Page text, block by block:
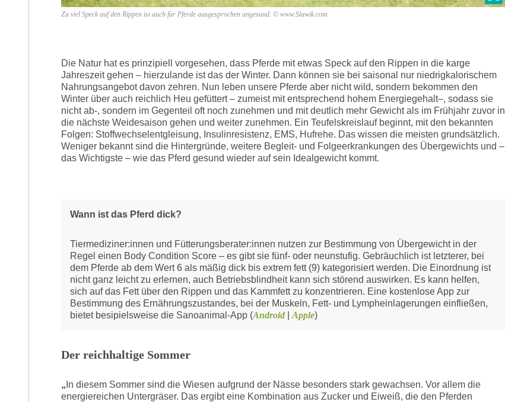
Zu viel Speck auf den Rippen ist auch für Pferde ausgesprochen ungesund. © www.Slawik.com
Die Natur hat es prinzipiell vorgesehen, dass Pferde mit etwas Speck auf den Rippen in die karge
Jahreszeit gehen – hierzulande ist das der Winter. Dann können sie bei saisonal nur niedrigkalorischem
Nahrungsangebot davon zehren. Nun leben unsere Pferde aber nicht wild, sondern bekommen den
Winter über auch reichlich Heu gefüttert – zumeist mit entsprechend hohem Energiegehalt–, sodass sie
nicht ab-, sondern im Gegenteil oft noch zunehmen und mit deutlich mehr Gewicht als im Frühjahr zuvor in
die nächste Weidesaison gehen und weiter zunehmen. Ein Teufelskreislauf beginnt, mit den bekannten
Folgen: Stoffwechselentgleisung, Insulinresistenz, EMS, Hufrehe. Das wissen die meisten grundsätzlich.
Weniger bekannt sind die Hintergründe, weitere Begleit- und Folgeerkrankungen des Übergewichts und –
das Wichtigste – wie das Pferd gesund wieder auf sein Idealgewicht kommt.
Wann ist das Pferd dick?
Tiermediziner:innen und Fütterungsberater:innen nutzen zur Bestimmung von Übergewicht in der
Regel einen Body Condition Score – es gibt sie fünf- oder neunstufig. Gebräuchlich ist letzterer, bei
dem Pferde ab dem Wert 6 als mäßig dick bis extrem fett (9) kategorisiert werden. Die Einordnung ist
nicht ganz leicht zu erlernen, auch Betriebsblindheit kann sich störend auswirken. Es kann helfen,
sich auf das Fett über den Rippen und das Kammfett zu konzentrieren. Eine kostenlose App zur
Bestimmung des Ernährungszustandes, bei der Muskeln, Fett- und Lympheinlagerungen einfließen,
bietet besipielsweise die Sanoanimal-App (Android Apple)
Der reichhaltige Sommer
„ In diesem Sommer sind die Wiesen aufgrund der Nässe besonders stark gewachsen. Vor allem die
energiereichen Untergräser. Das ergibt eine Kombination aus Zucker und Eiweiß, die den Pferden